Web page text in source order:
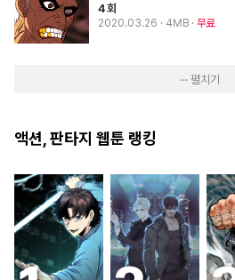
4회
2020.03.26 · 4MB 무료
··· 펼치기
액션, 판타지 웹툰 랭킹